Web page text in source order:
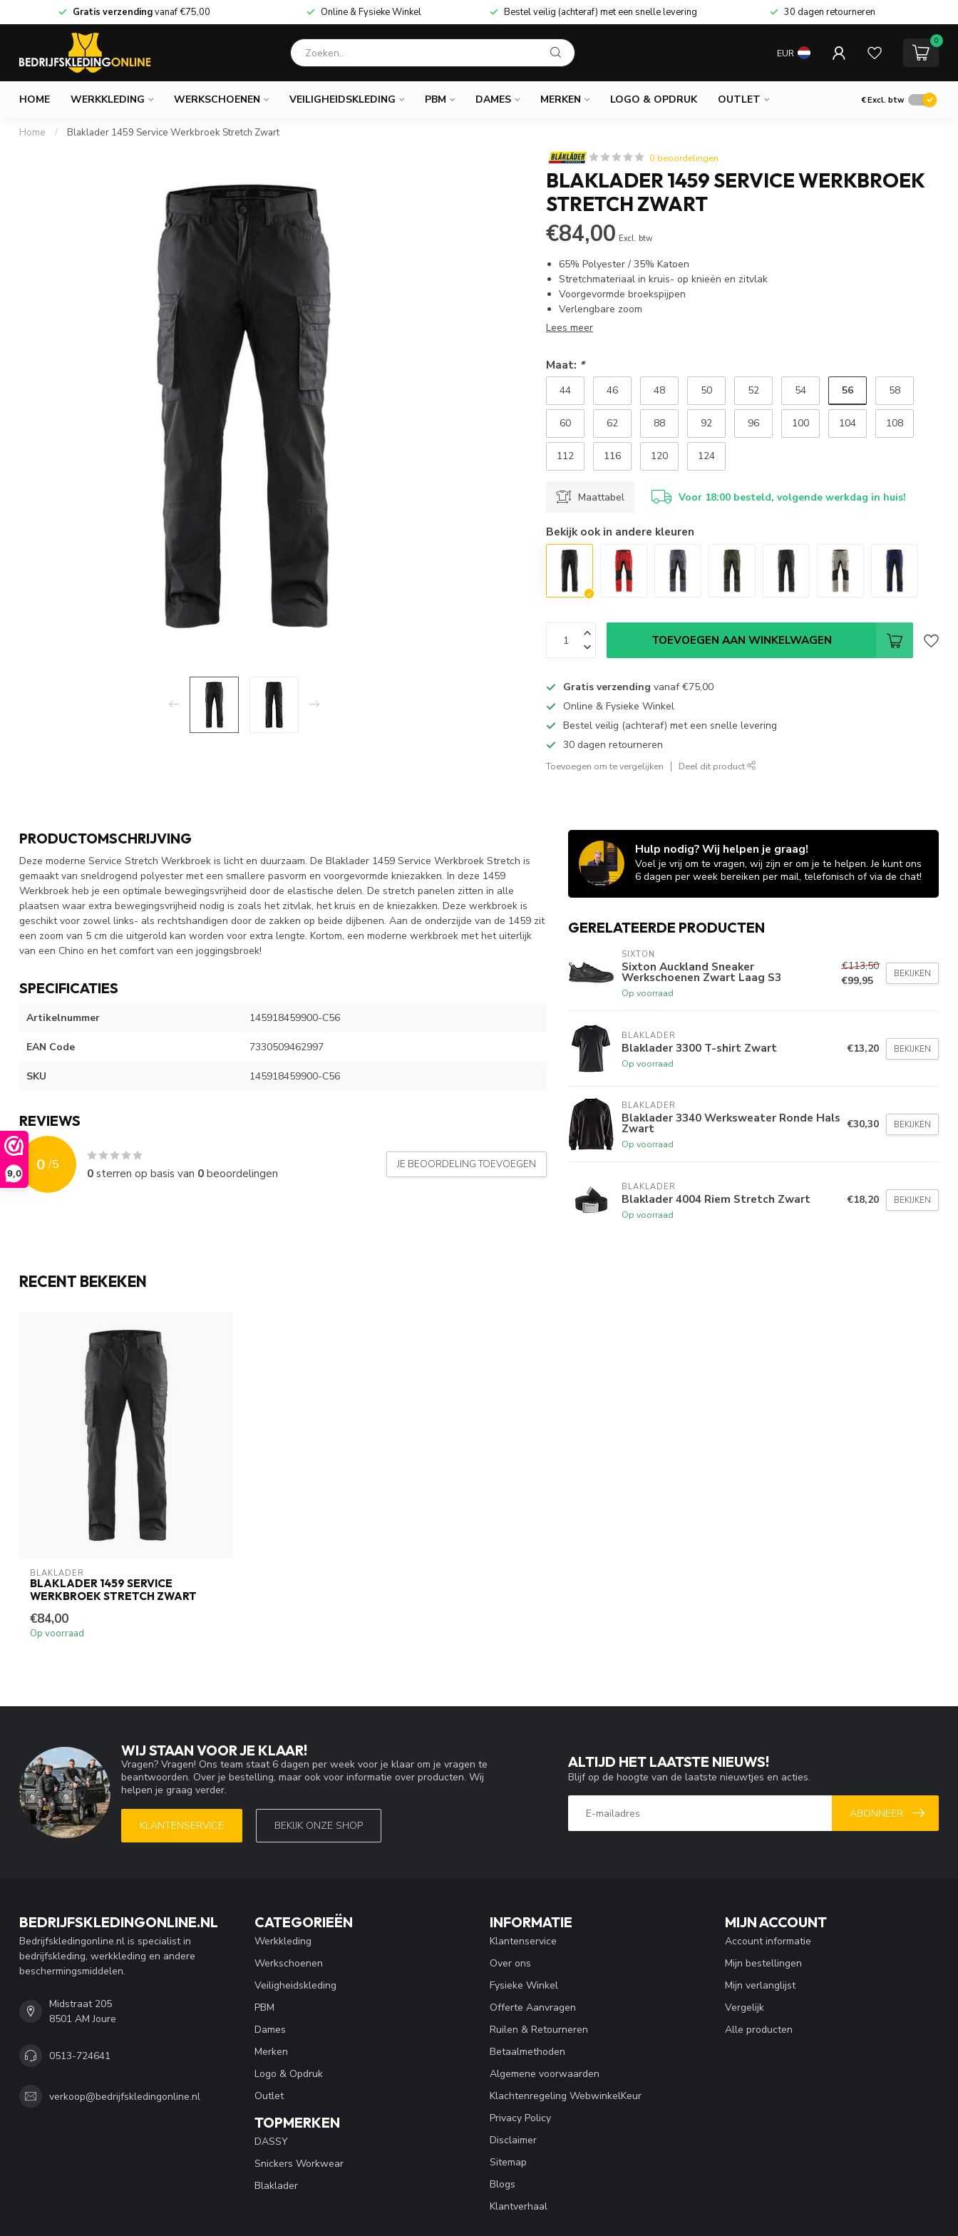
9,0
Gratis verzendingvanaf€75,00 Online & Fysieke Winkel Bestel veilig (achteraf) met een snelle levering 30 dagen retourneren
EUR
0
HOME WERKKLEDING WERKSCHOENEN VEILIGHEIDSKLEDING PBM DAMES MERKEN LOGO & OPDRUK OUTLET €Excl. btw
Home / Blaklader 1459 Service Werkbroek Stretch Zwart
0 beoordelingen
BLAKLADER 1459 SERVICE WERKBROEK
STRETCH ZWART
€84,00 Excl. btw
65% Polyester / 35% Katoen
Stretchmateriaal in kruis- op knieën en zitvlak
Voorgevormde broekspijpen
Verlengbare zoom
Lees meer
Maat: *
44 46 48 50 52 54 56 58
60 62 88 92 96 100 104 108
112 116 120 124
Maattabel Voor 18:00 besteld, volgende werkdag in huis!
Bekijk ook in andere kleuren
TOEVOEGEN AAN WINKELWAGEN
Gratis verzending vanaf€75,00
Online & Fysieke Winkel
Bestel veilig (achteraf) met een snelle levering
30 dagen retourneren
Toevoegen om te vergelijken Deel dit product
PRODUCTOMSCHRIJVING
Deze moderne Service Stretch Werkbroek is licht en duurzaam. De Blaklader 1459 Service Werkbroek Stretch is
gemaakt van sneldrogend polyester met een smallere pasvorm en voorgevormde kniezakken. In deze 1459
Werkbroek heb je een optimale bewegingsvrijheid door de elastische delen. De stretch panelen zitten in alle
plaatsen waar extra bewegingsvrijheid nodig is zoals het zitvlak, het kruis en de kniezakken. Deze werkbroek is
geschikt voor zowel links- als rechtshandigen door de zakken op beide dijbenen. Aan de onderzijde van de 1459 zit
een zoom van 5 cm die uitgerold kan worden voor extra lengte. Kortom, een moderne werkbroek met het uiterlijk
van een Chino en het comfort van een joggingsbroek!
SPECIFICATIES
Artikelnummer 145918459900-C56
EAN Code 7330509462997
SKU 145918459900-C56
REVIEWS
0 /5
0sterren op basis van 0beoordelingen
JE BEOORDELING TOEVOEGEN
Hulp nodig? Wij helpen je graag!
Voel je vrij om te vragen, wij zijn er om je te helpen. Je kunt ons
6 dagen per week bereiken per mail, telefonisch of via de chat!
GERELATEERDE PRODUCTEN
SIXTON
Sixton Auckland Sneaker
Werkschoenen Zwart Laag S3
Op voorraad
€113,50
€99,95
BEKIJKEN
BLAKLADER
Blaklader 3300 T-shirt Zwart
Op voorraad
€13,20 BEKIJKEN
BLAKLADER
Blaklader 3340 Werksweater Ronde Hals
Zwart
Op voorraad
€30,30 BEKIJKEN
BLAKLADER
Blaklader 4004 Riem Stretch Zwart
Op voorraad
€18,20 BEKIJKEN
RECENT BEKEKEN
BLAKLADER
BLAKLADER 1459 SERVICE
WERKBROEK STRETCH ZWART
€84,00
Op voorraad
WIJ STAAN VOOR JE KLAAR!
Vragen? Vragen! Ons team staat 6 dagen per week voor je klaar om je vragen te
beantwoorden. Over je bestelling, maar ook voor informatie over producten. Wij
helpen je graag verder.
KLANTENSERVICE BEKIJK ONZE SHOP
ALTIJD HET LAATSTE NIEUWS!
Blijf op de hoogte van de laatste nieuwtjes en acties.
ABONNEER
BEDRIJFSKLEDINGONLINE.NL
Bedrijfskledingonline.nl is specialist in
bedrijfskleding, werkkleding en andere
beschermingsmiddelen.
Midstraat 205
8501 AM Joure
0513-724641
verkoop@bedrijfskledingonline.nl
CATEGORIEËN
Werkkleding
Werkschoenen
Veiligheidskleding
PBM
Dames
Merken
Logo & Opdruk
Outlet
TOPMERKEN
DASSY
Snickers Workwear
Blaklader
INFORMATIE
Klantenservice
Over ons
Fysieke Winkel
Offerte Aanvragen
Ruilen & Retourneren
Betaalmethoden
Algemene voorwaarden
Klachtenregeling WebwinkelKeur
Privacy Policy
Disclaimer
Sitemap
Blogs
Klantverhaal
MIJN ACCOUNT
Account informatie
Mijn bestellingen
Mijn verlanglijst
Vergelijk
Alle producten